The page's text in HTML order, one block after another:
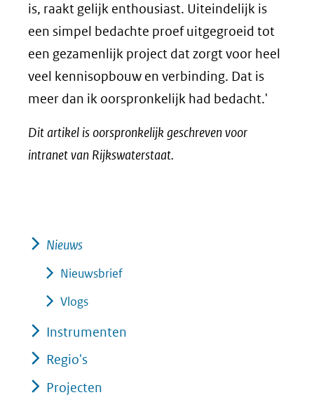
is, raakt gelijk enthousiast. Uiteindelijk is
een simpel bedachte proef uitgegroeid tot
een gezamenlijk project dat zorgt voor heel
veel kennisopbouw en verbinding. Dat is
meer dan ik oorspronkelijk had bedacht.'
Dit artikel is oorspronkelijk geschreven voor
intranet van Rijkswaterstaat.
Nieuws
Nieuwsbrief
Vlogs
Instrumenten
Regio's
Projecten